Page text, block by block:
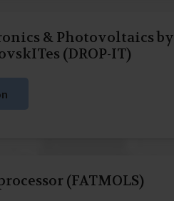
& Photovoltaics by
(DROP-IT)
(FATMOLS)